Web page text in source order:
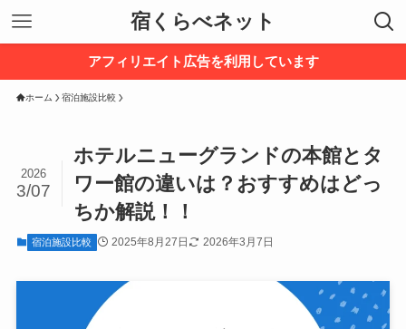
宿くらべネット
アフィリエイト広告を利用しています
ホーム 宿泊施設比較
ホテルニューグランドの本館とタ
ワー館の違いは？おすすめはどっ
ちか解説！！
2026
3/07
宿泊施設比較 2025年8月27日 2026年3月7日